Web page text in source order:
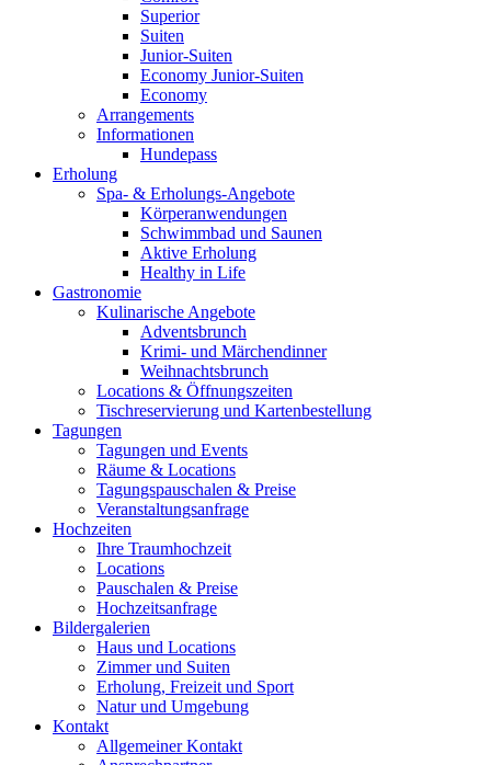
Superior
Suiten
Junior-Suiten
Economy Junior-Suiten
Economy
Arrangements
Informationen
Hundepass
Erholung
Spa- & Erholungs-Angebote
Körperanwendungen
Schwimmbad und Saunen
Aktive Erholung
Healthy in Life
Gastronomie
Kulinarische Angebote
Adventsbrunch
Krimi- und Märchendinner
Weihnachtsbrunch
Locations & Öffnungszeiten
Tischreservierung und Kartenbestellung
Tagungen
Tagungen und Events
Räume & Locations
Tagungspauschalen & Preise
Veranstaltungsanfrage
Hochzeiten
Ihre Traumhochzeit
Locations
Pauschalen & Preise
Hochzeitsanfrage
Bildergalerien
Haus und Locations
Zimmer und Suiten
Erholung, Freizeit und Sport
Natur und Umgebung
Kontakt
Allgemeiner Kontakt